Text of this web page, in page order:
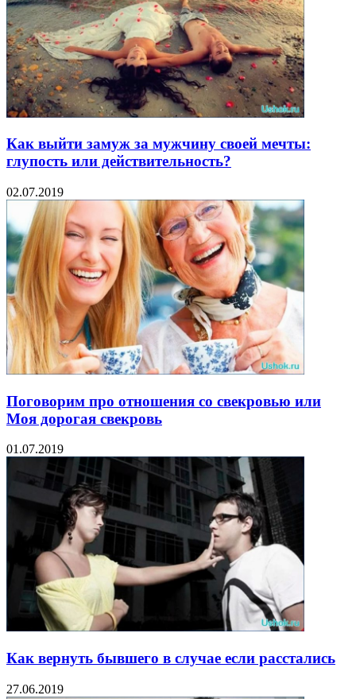
Как выйти замуж за мужчину своей мечты:
глупость или действительность?
02.07.2019
Поговорим про отношения со свекровью или
Моя дорогая свекровь
01.07.2019
Как вернуть бывшего в случае если расстались
27.06.2019